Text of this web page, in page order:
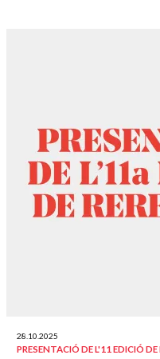
28.10.2025
PRESENTACIÓ DE L'11 EDICIÓ DE